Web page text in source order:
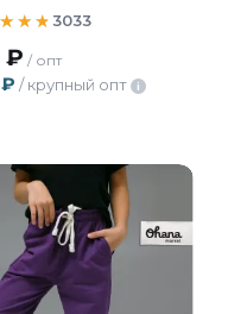
3033
₽ / опт
₽ / крупный опт i